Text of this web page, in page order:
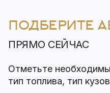
ПОДБЕРИТЕ
ПРЯМО СЕЙЧАС
Отметьте
тип топлива, тип